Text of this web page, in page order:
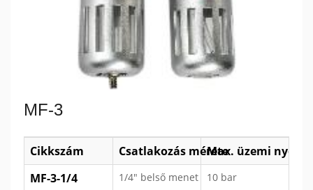
MF-3
Cikkszám Csatlakozás méreteMax. üzemi
MF-3-1/4
1/4" belső menet 10 bar